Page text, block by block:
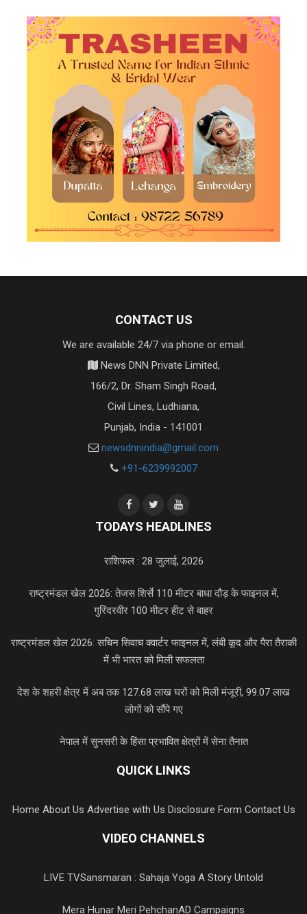
CONTACT US
We are available 24/7 via phone or email.
News DNN Private Limited,
166/2, Dr. Sham Singh Road,
Civil Lines, Ludhiana,
Punjab, India - 141001
newsdnnindia@gmail.com
+91-6239992007
TODAYS HEADLINES
राशिफल : 28 जुलाई, 2026
राष्ट्रमंडल खेल 2026: तेजस शिर्से 110 मीटर बाधा दौड़ के फाइनल में,
गुरिंदरवीर 100 मीटर हीट से बाहर
राष्ट्रमंडल खेल 2026: सचिन सिवाच क्वार्टर फाइनल में, लंबी कूद और पैरा तैराकी
में भी भारत को मिली सफलता
देश के शहरी क्षेत्र में अब तक 127.68 लाख घरों को मिली मंजूरी, 99.07 लाख
लोगों को सौंपे गए
नेपाल में सुनसरी के हिंसा प्रभावित क्षेत्रों में सेना तैनात
QUICK LINKS
Home About Us Advertise with Us Disclosure Form Contact Us
VIDEO CHANNELS
LIVE TVSansmaran : Sahaja Yoga A Story Untold
Mera Hunar Meri PehchanAD Campaigns